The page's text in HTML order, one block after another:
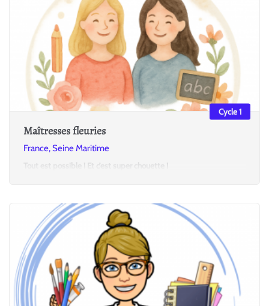
Maîtresses fleuries
France, Seine Maritime
Tout est possible ! Et c’est super chouette !
Cycle 1